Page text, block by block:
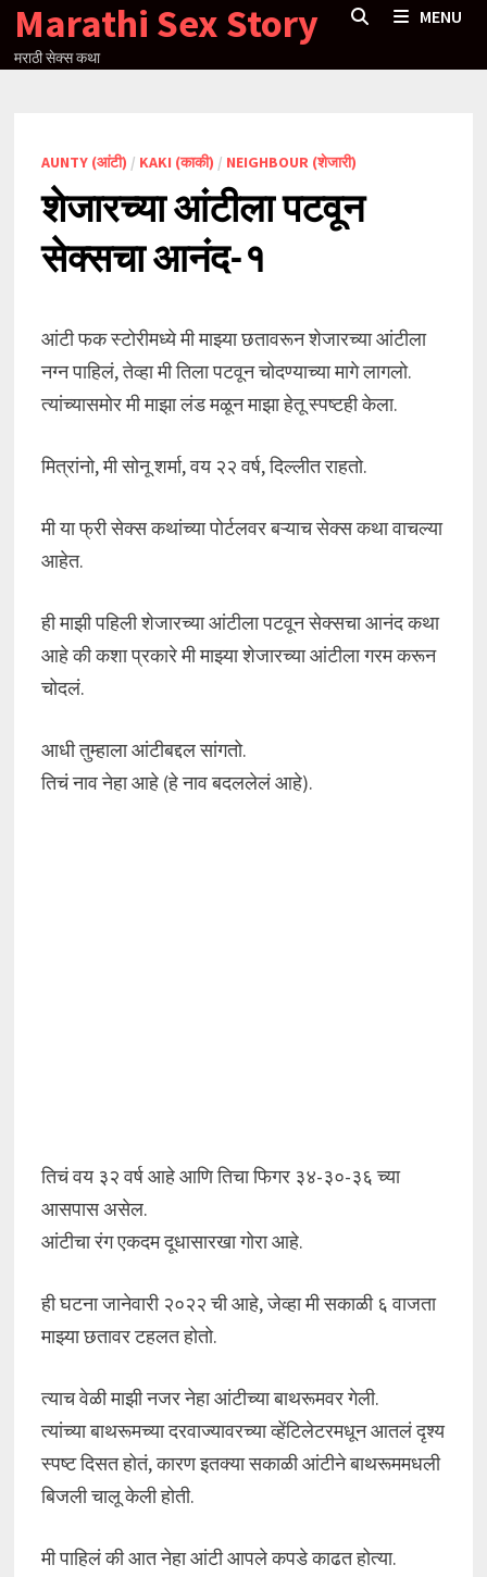
Skip
content
Marathi Sex Story
मराठी सेक्स कथा
MENU
AUNTY (आंटी) / KAKI (काकी) / NEIGHBOUR (शेजारी)
शेजारच्या आंटीला पटवून
सेक्सचा आनंद-१
आंटी फक स्टोरीमध्ये मी माझ्या छतावरून शेजारच्या आंटीला
नग्न पाहिलं, तेव्हा मी तिला पटवून चोदण्याच्या मागे लागलो.
त्यांच्यासमोर मी माझा लंड मळून माझा हेतू स्पष्टही केला.
मित्रांनो, मी सोनू शर्मा, वय २२ वर्ष, दिल्लीत राहतो.
मी या फ्री सेक्स कथांच्या पोर्टलवर बऱ्याच सेक्स कथा वाचल्या
आहेत.
ही माझी पहिली शेजारच्या आंटीला पटवून सेक्सचा आनंद कथा
आहे की कशा प्रकारे मी माझ्या शेजारच्या आंटीला गरम करून
चोदलं.
आधी तुम्हाला आंटीबद्दल सांगतो.
तिचं नाव नेहा आहे (हे नाव बदललेलं आहे).
तिचं वय ३२ वर्ष आहे आणि तिचा फिगर ३४-३०-३६ च्या
आसपास असेल.
आंटीचा रंग एकदम दूधासारखा गोरा आहे.
ही घटना जानेवारी २०२२ ची आहे, जेव्हा मी सकाळी ६ वाजता
माझ्या छतावर टहलत होतो.
त्याच वेळी माझी नजर नेहा आंटीच्या बाथरूमवर गेली.
त्यांच्या बाथरूमच्या दरवाज्यावरच्या व्हेंटिलेटरमधून आतलं दृश्य
स्पष्ट दिसत होतं, कारण इतक्या सकाळी आंटीने बाथरूममधली
बिजली चालू केली होती.
मी पाहिलं की आत नेहा आंटी आपले कपडे काढत होत्या.